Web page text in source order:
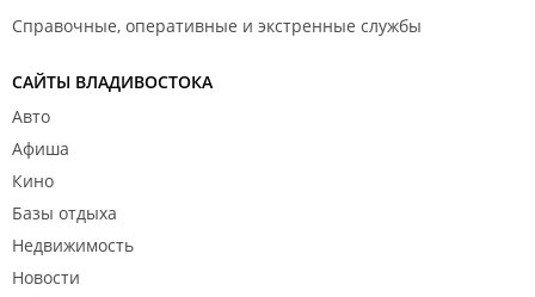
Справочные, оперативные и экстренные службы
САЙТЫ ВЛАДИВОСТОКА
Авто
Афиша
Кино
Базы отдыха
Недвижимость
Новости